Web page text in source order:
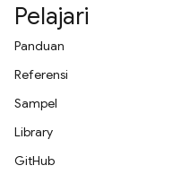
Pelajari
Panduan
Referensi
Sampel
Library
GitHub